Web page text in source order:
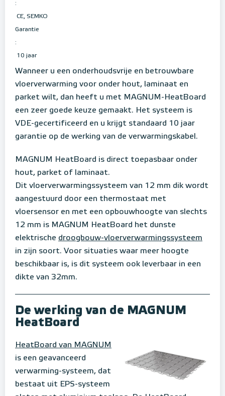
:
CE, SEMKO
Garantie
:
10 jaar
Wanneer u een onderhoudsvrije en betrouwbare
vloerverwarming voor onder hout, laminaat en
parket wilt, dan heeft u met MAGNUM-HeatBoard
een zeer goede keuze gemaakt. Het systeem is
VDE-gecertificeerd en u krijgt standaard 10 jaar
garantie op de werking van de verwarmingskabel.
MAGNUM HeatBoard is direct toepasbaar onder
hout, parket of laminaat.
Dit vloerverwarmingssysteem van 12 mm dik wordt
aangestuurd door een thermostaat met
vloersensor en met een opbouwhoogte van slechts
12 mm is MAGNUM HeatBoard het dunste
elektrische droogbouw-vloerverwarmingssysteem
in zijn soort. Voor situaties waar meer hoogte
beschikbaar is, is dit systeem ook leverbaar in een
dikte van 32mm.
De werking van de MAGNUM
HeatBoard
HeatBoard van MAGNUM
is een geavanceerd
verwarming-systeem, dat
bestaat uit EPS-systeem